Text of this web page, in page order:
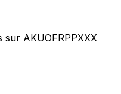
sur AKUOFRPPXXX